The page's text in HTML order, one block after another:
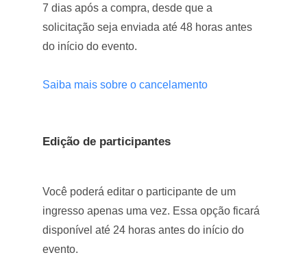
7 dias após a compra, desde que a
solicitação seja enviada até 48 horas antes
do início do evento.
Saiba mais sobre o cancelamento
Edição de participantes
Você poderá editar o participante de um
ingresso apenas uma vez. Essa opção ficará
disponível até 24 horas antes do início do
evento.